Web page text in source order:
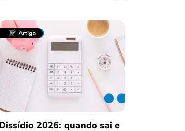
2026: quando sai e